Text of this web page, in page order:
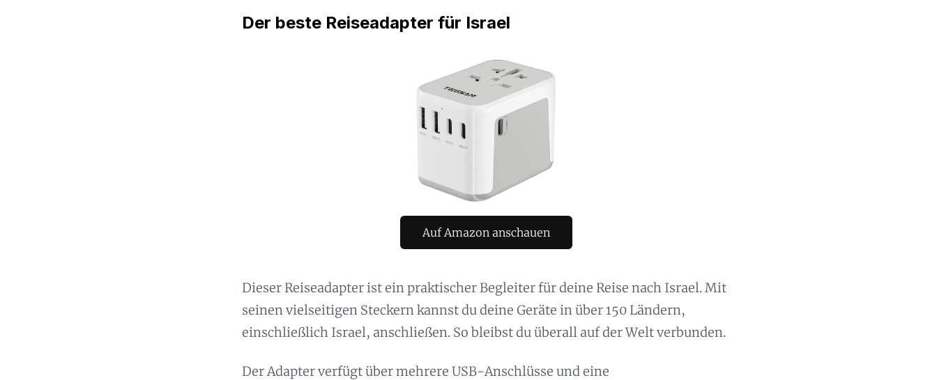
Der beste Reiseadapter für Israel
Auf Amazon anschauen
Dieser Reiseadapter ist ein praktischer Begleiter für deine Reise nach Israel. Mit
seinen vielseitigen Steckern kannst du deine Geräte in über 150 Ländern,
einschließlich Israel, anschließen. So bleibst du überall auf der Welt verbunden.
Der Adapter verfügt über mehrere USB-Anschlüsse und eine